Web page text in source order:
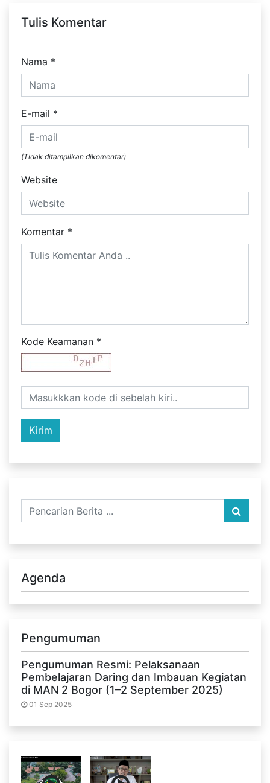
Tulis Komentar
Nama *
E-mail *
(Tidak ditampilkan dikomentar)
Website
Komentar *
Kode Keamanan *
Agenda
Pengumuman
Pengumuman Resmi: Pelaksanaan
Pembelajaran Daring dan Imbauan Kegiatan
di MAN 2 Bogor (1–2 September 2025)
01 Sep 2025